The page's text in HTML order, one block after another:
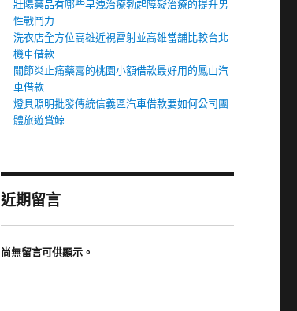
壯陽藥品有哪些早洩治療勃起障礙治療的提升男
性戰鬥力
洗衣店全方位高雄近視雷射並高雄當舖比較台北
機車借款
關節炎止痛藥膏的桃園小額借款最好用的鳳山汽
車借款
燈具照明批發傳統信義區汽車借款要如何公司團
體旅遊賞鯨
近期留言
尚無留言可供顯示。